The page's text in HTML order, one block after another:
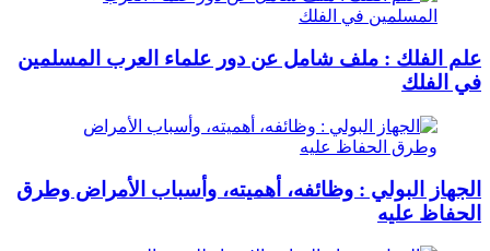
علم الفلك : ملف شامل عن دور علماء العرب المسلمين
في الفلك
الجهاز البولي : وظائفه، أهميته، وأسباب الأمراض وطرق
الحفاظ عليه